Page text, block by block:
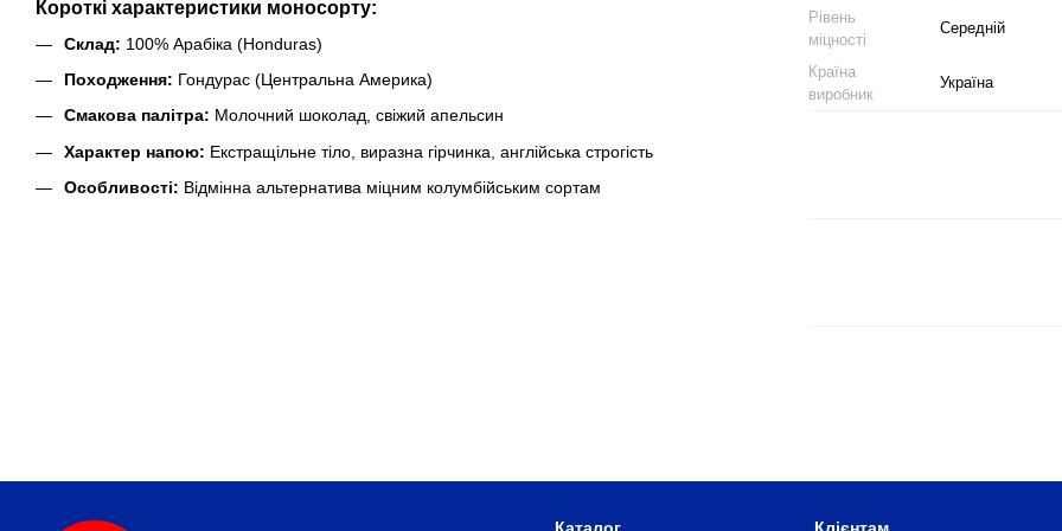
Короткі характеристики моносорту:
Склад: 100% Арабіка (Honduras)
Походження: Гондурас (Центральна Америка)
Смакова палітра: Молочний шоколад, свіжий апельсин
Характер напою: Екстращільне тіло, виразна гірчинка, англійська строгість
Особливості: Відмінна альтернатива міцним колумбійським сортам
Рівень
міцності
Середній
Країна
виробник
Україна